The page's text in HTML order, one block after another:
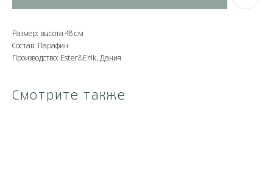
Размер: высота 48 см
Состав: Парафин
Производство: Ester&Erik, Дания
Смотрите также